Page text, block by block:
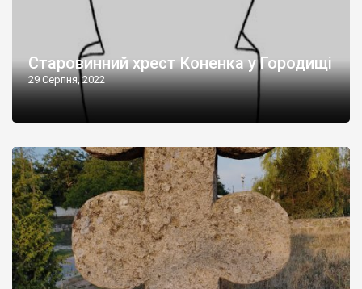
Старовинний хрест Коненка у Городищі
29 Серпня, 2022